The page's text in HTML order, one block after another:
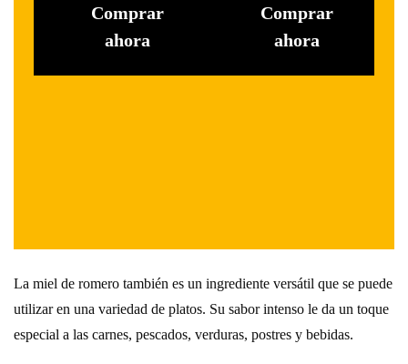
Comprar
ahora
Comprar
ahora
La miel de romero también es un ingrediente versátil que se puede
utilizar en una variedad de platos. Su sabor intenso le da un toque
especial a las carnes, pescados, verduras, postres y bebidas.